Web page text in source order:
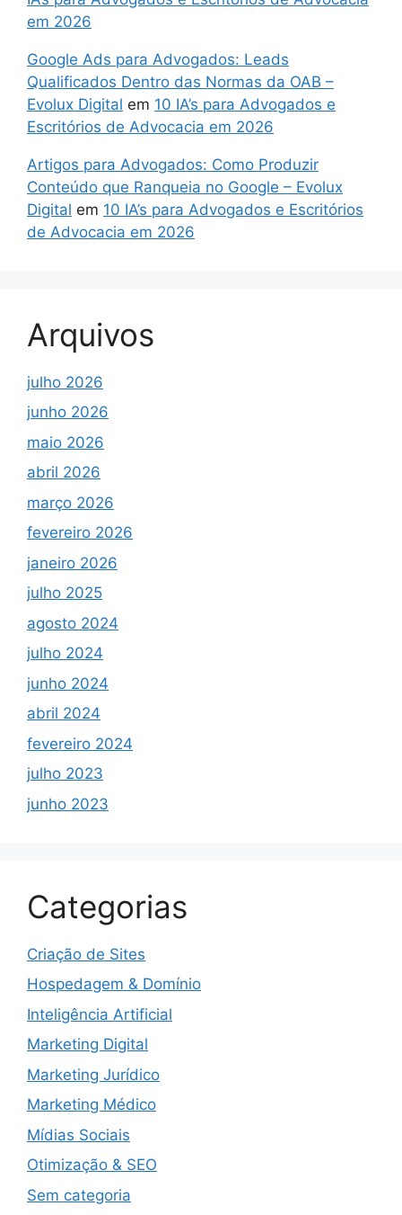
em 2026
Google Ads para Advogados: Leads
Qualificados Dentro das Normas da OAB –
Evolux Digital em 10 IA’s para Advogados e
Escritórios de Advocacia em 2026
Artigos para Advogados: Como Produzir
Conteúdo que Ranqueia no Google – Evolux
Digital em 10 IA’s para Advogados e Escritórios
de Advocacia em 2026
Arquivos
julho 2026
junho 2026
maio 2026
abril 2026
março 2026
fevereiro 2026
janeiro 2026
julho 2025
agosto 2024
julho 2024
junho 2024
abril 2024
fevereiro 2024
julho 2023
junho 2023
Categorias
Criação de Sites
Hospedagem & Domínio
Inteligência Artificial
Marketing Digital
Marketing Jurídico
Marketing Médico
Mídias Sociais
Otimização & SEO
Sem categoria